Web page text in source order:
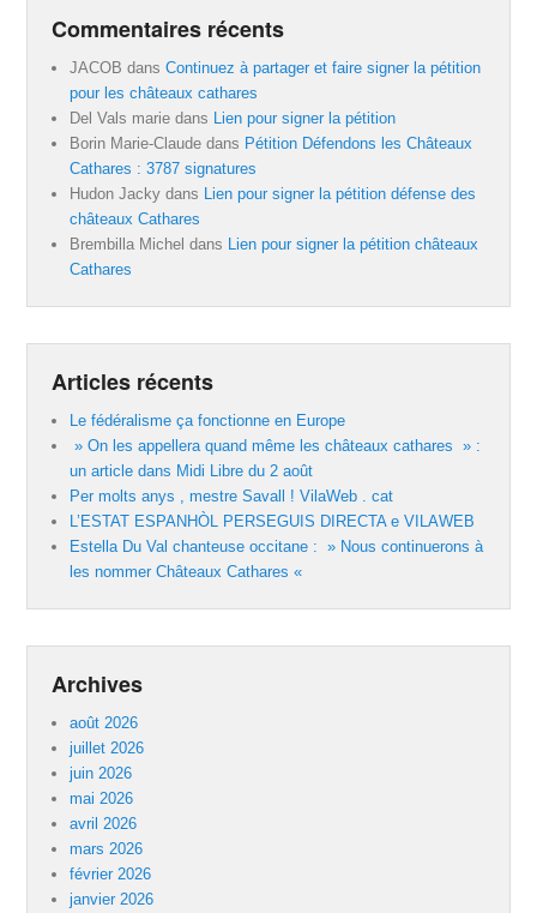
Commentaires récents
JACOB dansContinuez à partager et faire signer la pétition
pour les châteaux cathares
Del Vals marie dans
Lien pour signer la pétition
Borin Marie-Claude dans Pétition Défendons les Châteaux
Cathares : 3787 signatures
Hudon Jacky dans
Lien pour signer la pétition défense des
châteaux Cathares
Brembilla Michel dans
Lien pour signer la pétition châteaux
Cathares
Articles récents
Le fédéralisme ça fonctionne en Europe
» On les appellera quand même les châteaux cathares » :
un article dans Midi Libre du 2 août
Per molts anys , mestre Savall ! VilaWeb . cat
L’ESTAT ESPANHÒL PERSEGUIS DIRECTA e VILAWEB
Estella Du Val chanteuse occitane : » Nous continuerons à
les nommer Châteaux Cathares «
Archives
août 2026
juillet 2026
juin 2026
mai 2026
avril 2026
mars 2026
février 2026
janvier 2026